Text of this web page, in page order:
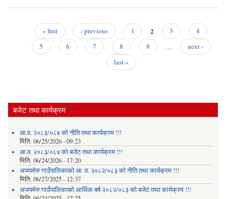
« first ‹ previous 1 2 3
4
5
6 7 8 9 …
next ›
last »
बजेट तथा कार्यक्रम
आ.व. २०८३/०८४ को नीति तथा कार्यक्रम !!!
मिति: 06/25/2026 - 09:23
आ.व. २०८३/०८४ को बजेट तथा कार्यक्रम !!!
मिति: 06/24/2026 - 17:20
अजयमेरु गाउँपालिकाको आ .व. २०८२/०८३ को नीति तथा कार्यक्रम !!!
मिति: 06/27/2025 - 12:37
अजयमेरु गाउँपालिकाको आर्थिक बर्ष २०८२/०८३ को बजेट तथा कार्यक्रम !!!